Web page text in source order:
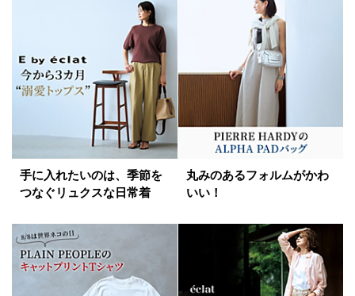
手に入れたいのは、季節を
つなぐリュクスな日常着
丸みのあるフォルムがかわ
いい！